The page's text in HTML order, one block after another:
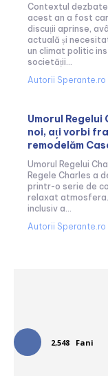
Contextul
acest an a fost
discuții aprinse,
actuală și
un climat politic
societății...
Autorii Sperante.ro
Umorul Regelui
noi, ați vorbi
remodelăm
Umorul Regelui
Regele Charles a
printr-o serie de
relaxat
inclusiv a...
Autorii Sperante.ro
2,548 Fani